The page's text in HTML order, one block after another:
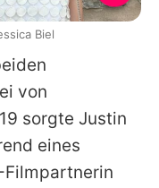
von
sorgte Justin
eines
Biel